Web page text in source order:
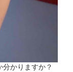
かりますか？